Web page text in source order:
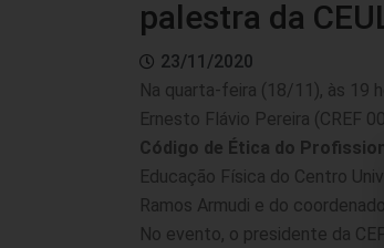
palestra da
23/11/2020
Na quarta-feira (18/11), às 19
Ernesto Flávio Pereira (CREF
Código de Ética do
Educação Física do Centro
Ramos Armudi e do
No evento, o presidente da